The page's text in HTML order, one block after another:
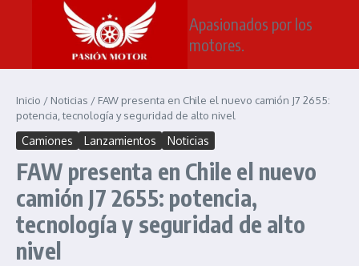
Saltar al contenido
Apasionados por los
motores.
Inicio / Noticias / FAW presenta en Chile el nuevo camión J7 2655:
potencia, tecnología y seguridad de alto nivel
Camiones Lanzamientos Noticias
FAW presenta en Chile el nuevo
camión J7 2655: potencia,
tecnología y seguridad de alto
nivel